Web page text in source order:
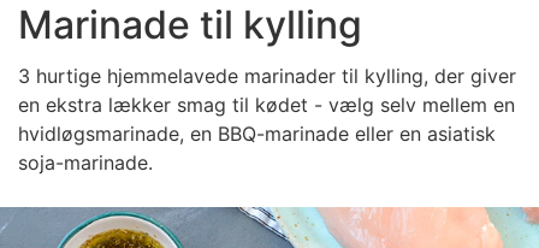
Marinade til kylling
3 hurtige hjemmelavede marinader til kylling, der giver
en ekstra lækker smag til kødet - vælg selv mellem en
hvidløgsmarinade, en BBQ-marinade eller en asiatisk
soja-marinade.